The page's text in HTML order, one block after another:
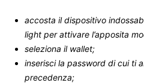
accosta il dispositivo
light per attivare l’apposita
seleziona il wallet;
inserisci la password di cui ti
precedenza;